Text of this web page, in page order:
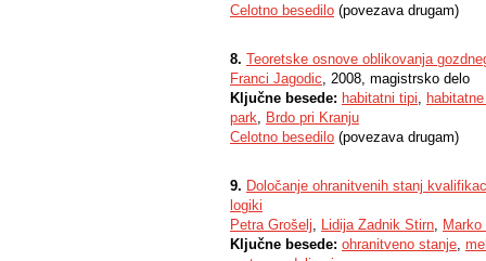
Celotno besedilo (povezava drugam)
8. Teoretske osnove oblikovanja
Franci Jagodic, 2008, magistrsko delo
Ključne besede: habitatni tipi,
park, Brdo pri Kranju
Celotno besedilo (povezava drugam)
9. Določanje ohranitvenih stanj
logiki
Petra Grošelj, Lidija Zadnik Stirn,
Ključne besede: ohranitveno stanje,